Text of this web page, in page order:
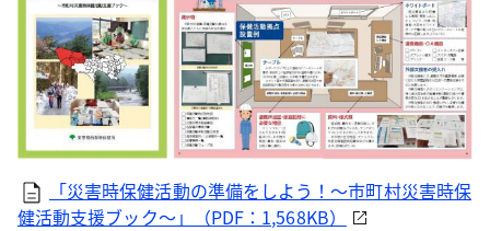
「災害時保健活動の準備をしよう！～市町村災害時保
健活動支援ブック～」（PDF：1,568KB）